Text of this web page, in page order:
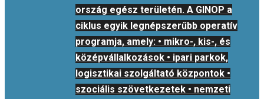
ország egész területén. A GINOP a
ciklus egyik legnépszerűbb operatív
programja, amely: • mikro-, kis-, és
középvállalkozások • ipari parkok,
logisztikai szolgáltató központok •
szociális szövetkezetek • nemzeti